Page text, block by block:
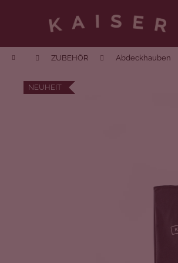
StartseiteZUBEHÖR Abdeckhauben
NEUHEIT
Zurück
zum